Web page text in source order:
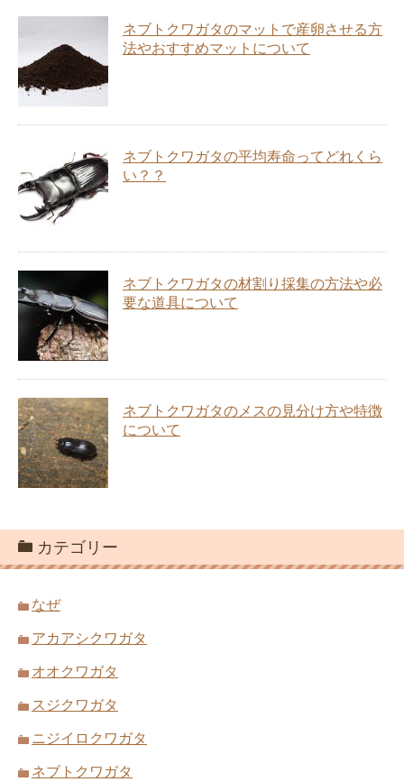
ネブトクワガタのマットで産卵させる方
法やおすすめマットについて
ネブトクワガタの平均寿命ってどれくら
い？？
ネブトクワガタの材割り採集の方法や必
要な道具について
ネブトクワガタのメスの見分け方や特徴
について
カテゴリー
なぜ
アカアシクワガタ
オオクワガタ
スジクワガタ
ニジイロクワガタ
ネブトクワガタ